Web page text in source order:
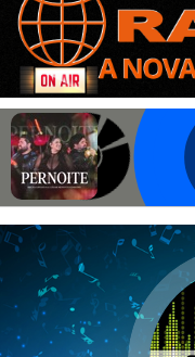
CEARÁ BRASIL MUNDO 1
BRASIL DE FATO
NOTÍCIAS GERAIS
CONECTE-SE
REGISTO